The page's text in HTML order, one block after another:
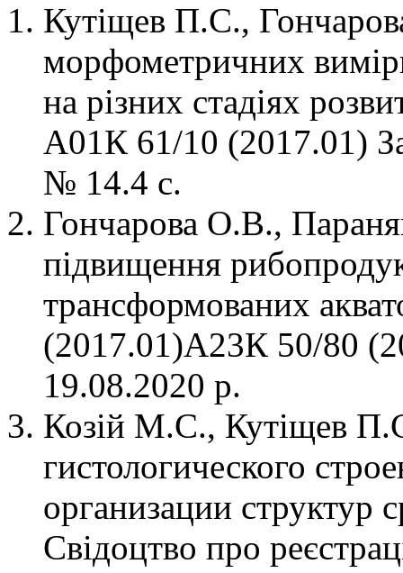
Кутіщев П.С.,
морфометричних
на різних стадіях
А01К 61/10 (2017.01)
№ 14.4 с.
Гончарова О.В.,
підвищення
трансформованих
(2017.01)А23К 50/80
19.08.2020 р.
Козій М.С., Кутіщев
гистологического
организации структур
Свідоцтво про